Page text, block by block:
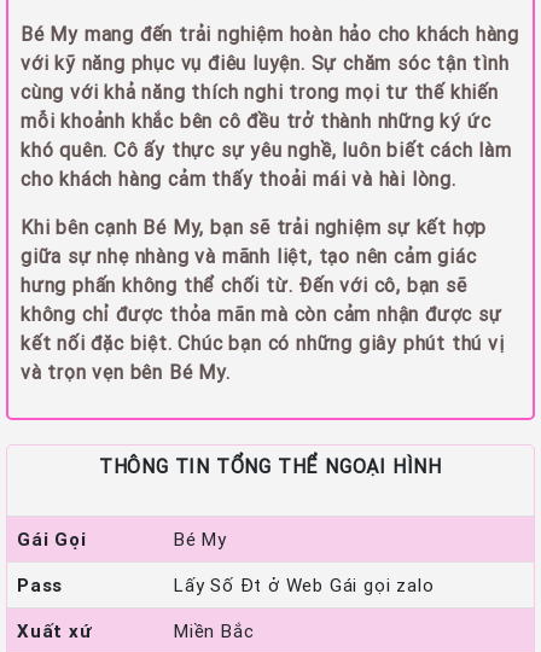
Bé My mang đến trải nghiệm hoàn hảo cho khách hàng
với kỹ năng phục vụ điêu luyện. Sự chăm sóc tận tình
cùng với khả năng thích nghi trong mọi tư thế khiến
mỗi khoảnh khắc bên cô đều trở thành những ký ức
khó quên. Cô ấy thực sự yêu nghề, luôn biết cách làm
cho khách hàng cảm thấy thoải mái và hài lòng.
Khi bên cạnh Bé My, bạn sẽ trải nghiệm sự kết hợp
giữa sự nhẹ nhàng và mãnh liệt, tạo nên cảm giác
hưng phấn không thể chối từ. Đến với cô, bạn sẽ
không chỉ được thỏa mãn mà còn cảm nhận được sự
kết nối đặc biệt. Chúc bạn có những giây phút thú vị
và trọn vẹn bên Bé My.
THÔNG TIN TỔNG THỂ NGOẠI HÌNH
Gái Gọi
Bé My
Pass
Lấy Số Đt ở Web Gái gọi zalo
Xuất xứ
Miền Bắc